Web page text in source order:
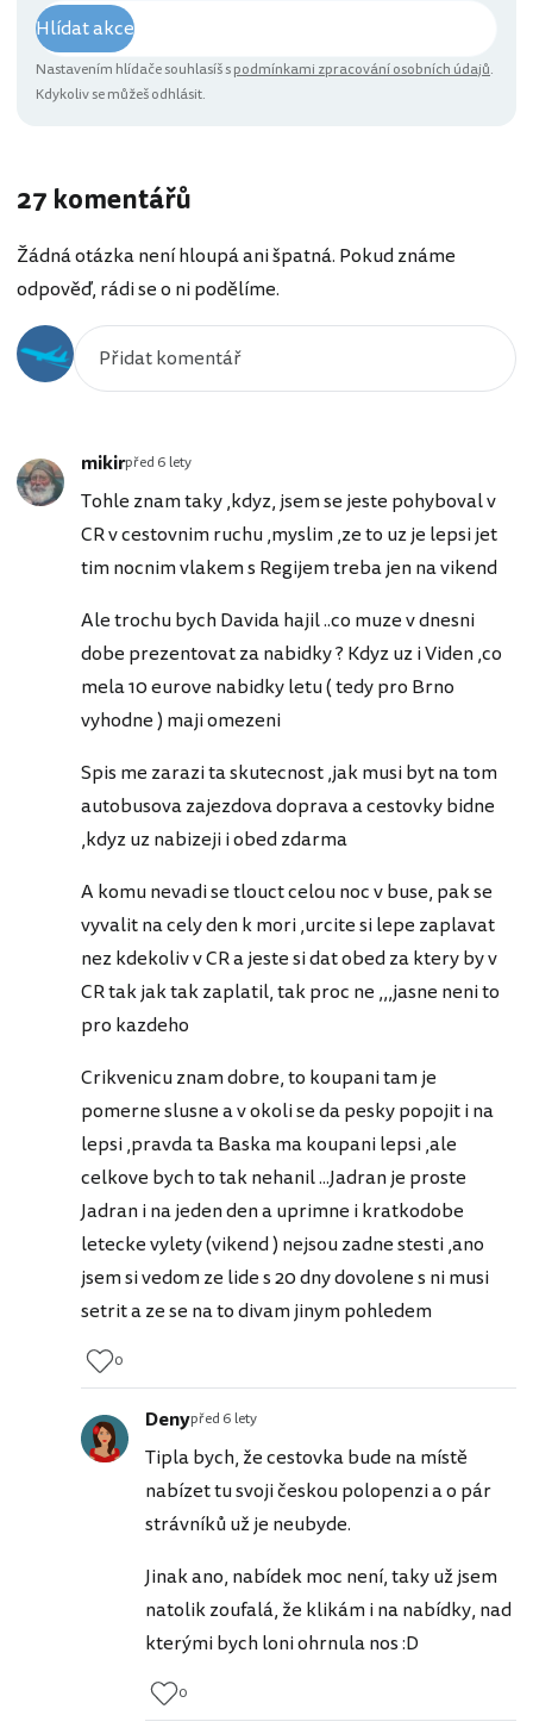
Hlídat akce
Nastavením hlídače souhlasíš spodmínkami zpracování osobních údajů.
Kdykoliv se můžeš odhlásit.
27 komentářů
Žádná otázka není hloupá ani špatná. Pokud známe
odpověď, rádi se o ni podělíme.
mikirpřed 6 lety
Tohle znam taky ,kdyz, jsem se jeste pohyboval v
CR v cestovnim ruchu ,myslim ,ze to uz je lepsi jet
tim nocnim vlakem s Regijem treba jen na vikend
Ale trochu bych Davida hajil ..co muze v dnesni
dobe prezentovat za nabidky ? Kdyz uz i Viden ,co
mela 10 eurove nabidky letu ( tedy pro Brno
vyhodne ) maji omezeni
Spis me zarazi ta skutecnost ,jak musi byt na tom
autobusova zajezdova doprava a cestovky bidne
,kdyz uz nabizeji i obed zdarma
A komu nevadi se tlouct celou noc v buse, pak se
vyvalit na cely den k mori ,urcite si lepe zaplavat
nez kdekoliv v CR a jeste si dat obed za ktery by v
CR tak jak tak zaplatil, tak proc ne ,,,jasne neni to
pro kazdeho
Crikvenicu znam dobre, to koupani tam je
pomerne slusne a v okoli se da pesky popojit i na
lepsi ,pravda ta Baska ma koupani lepsi ,ale
celkove bych to tak nehanil ...Jadran je proste
Jadran i na jeden den a uprimne i kratkodobe
letecke vylety (vikend ) nejsou zadne stesti ,ano
jsem si vedom ze lide s 20 dny dovolene s ni musi
setrit a ze se na to divam jinym pohledem
0
Denypřed 6 lety
Tipla bych, že cestovka bude na místě
nabízet tu svoji českou polopenzi a o pár
strávníků už je neubyde.
Jinak ano, nabídek moc není, taky už jsem
natolik zoufalá, že klikám i na nabídky, nad
kterými bych loni ohrnula nos :D
0